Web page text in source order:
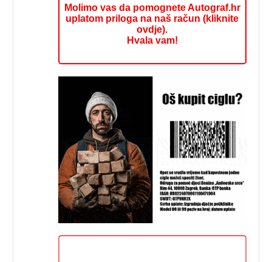
Molimo vas da pomognete Autograf.hr
uplatom priloga na naš račun (kliknite
ovdje).
Hvala vam!